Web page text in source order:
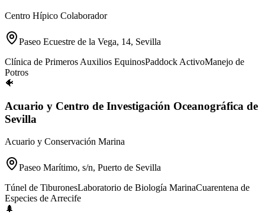
Centro Hípico Colaborador
Paseo Ecuestre de la Vega, 14, Sevilla
Clínica de Primeros Auxilios EquinosPaddock ActivoManejo de
Potros
🐠
Acuario y Centro de Investigación Oceanográfica de
Sevilla
Acuario y Conservación Marina
Paseo Marítimo, s/n, Puerto de Sevilla
Túnel de TiburonesLaboratorio de Biología MarinaCuarentena de
Especies de Arrecife
🌲